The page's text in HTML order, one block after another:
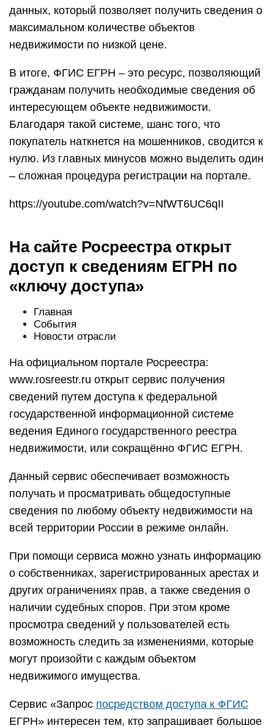
данных, который позволяет получить сведения о
максимальном количестве объектов
недвижимости по низкой цене.
В итоге, ФГИС ЕГРН – это ресурс, позволяющий
гражданам получить необходимые сведения об
интересующем объекте недвижимости.
Благодаря такой системе, шанс того, что
покупатель наткнется на мошенников, сводится к
нулю. Из главных минусов можно выделить один
– сложная процедура регистрации на портале.
https://youtube.com/watch?v=NfWT6UC6qII
На сайте Росреестра открыт
доступ к сведениям ЕГРН по
«ключу доступа»
Главная
События
Новости отрасли
На официальном портале Росреестра:
www.rosreestr.ru открыт сервис получения
сведений путем доступа к федеральной
государственной информационной системе
ведения Единого государственного реестра
недвижимости, или сокращённо ФГИС ЕГРН.
Данный сервис обеспечивает возможность
получать и просматривать общедоступные
сведения по любому объекту недвижимости на
всей территории России в режиме онлайн.
При помощи сервиса можно узнать информацию
о собственниках, зарегистрированных арестах и
других ограничениях прав, а также сведения о
наличии судебных споров. При этом кроме
просмотра сведений у пользователей есть
возможность следить за изменениями, которые
могут произойти с каждым объектом
недвижимого имущества.
Сервис «Запрос посредством доступа к ФГИС
ЕГРН» интересен тем, кто запрашивает большое